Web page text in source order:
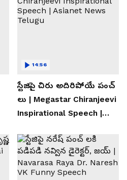
స్టేజిపై చిరు అదిరిపోయే పంచ్
లు | Megastar Chiranjeevi
Inspirational Speech |
14:56